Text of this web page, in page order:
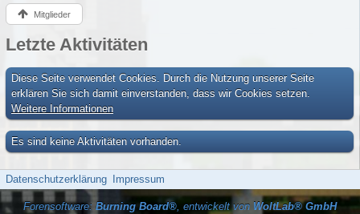
Mitglieder
Letzte Aktivitäten
Diese Seite verwendet Cookies. Durch die Nutzung unserer Seite
erklären Sie sich damit einverstanden, dass wir Cookies setzen.
Weitere Informationen
Es sind keine Aktivitäten vorhanden.
Datenschutzerklärung Impressum
Forensoftware: Burning Board®, entwickelt von WoltLab® GmbH